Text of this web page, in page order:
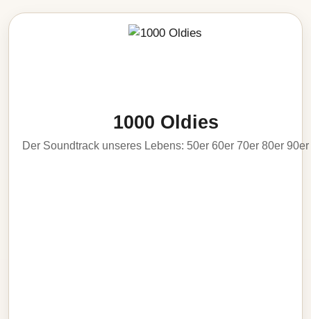
1000 Oldies
Der Soundtrack unseres Lebens: 50er 60er 70er 80er 90er